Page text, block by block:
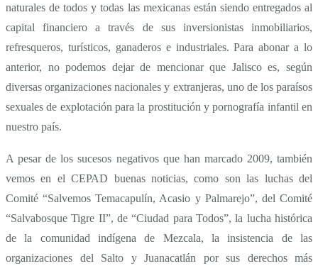
naturales de todos y todas las mexicanas están siendo entregados al
capital financiero a través de sus inversionistas inmobiliarios,
refresqueros, turísticos, ganaderos e industriales. Para abonar a lo
anterior, no podemos dejar de mencionar que Jalisco es, según
diversas organizaciones nacionales y extranjeras, uno de los paraísos
sexuales de explotación para la prostitución y pornografía infantil en
nuestro país.
A pesar de los sucesos negativos que han marcado 2009, también
vemos en el CEPAD buenas noticias, como son las luchas del
Comité “Salvemos Temacapulín, Acasio y Palmarejo”, del Comité
“Salvabosque Tigre II”, de “Ciudad para Todos”, la lucha histórica
de la comunidad indígena de Mezcala, la insistencia de las
organizaciones del Salto y Juanacatlán por sus derechos más